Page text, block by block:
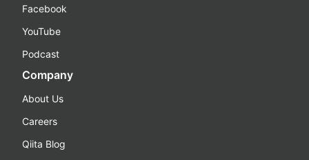
Facebook
YouTube
Podcast
Company
About Us
Careers
Qiita Blog